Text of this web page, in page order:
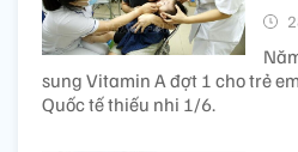
sung Vitamin A đợt 1 cho trẻ
Quốc tế thiếu nhi 1/6.